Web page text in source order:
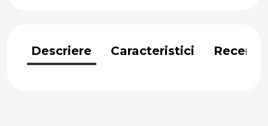
Descriere Caracteristici